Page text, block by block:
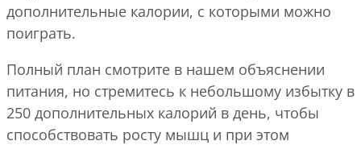
дополнительные калории, с которыми можно
поиграть.
Полный план смотрите в нашем объяснении
питания, но стремитесь к небольшому избытку в
250 дополнительных калорий в день, чтобы
способствовать росту мышц и при этом